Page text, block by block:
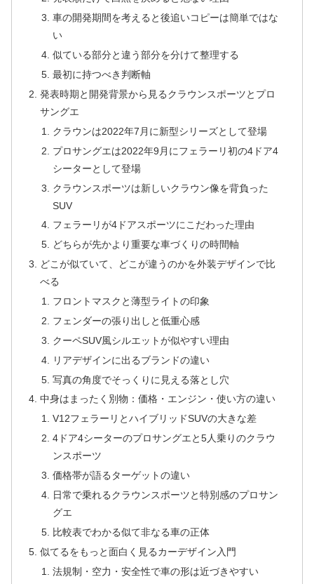
車の開発期間を考えると後追いコピーは簡単ではな
い
似ている部分と違う部分を分けて整理する
最初に持つべき判断軸
発表時期と開発背景から見るクラウンスポーツとプロ
サングエ
クラウンは2022年7月に新型シリーズとして登場
プロサングエは2022年9月にフェラーリ初の4ドア4
シーターとして登場
クラウンスポーツは新しいクラウン像を背負った
SUV
フェラーリが4ドアスポーツにこだわった理由
どちらが先かより重要な車づくりの時間軸
どこが似ていて、どこが違うのかを外装デザインで比
べる
フロントマスクと薄型ライトの印象
フェンダーの張り出しと低重心感
クーペSUV風シルエットが似やすい理由
リアデザインに出るブランドの違い
写真の角度でそっくりに見える落とし穴
中身はまったく別物：価格・エンジン・使い方の違い
V12フェラーリとハイブリッドSUVの大きな差
4ドア4シーターのプロサングエと5人乗りのクラウ
ンスポーツ
価格帯が語るターゲットの違い
日常で乗れるクラウンスポーツと特別感のプロサン
グエ
比較表でわかる似て非なる車の正体
似てるをもっと面白く見るカーデザイン入門
法規制・空力・安全性で車の形は近づきやすい